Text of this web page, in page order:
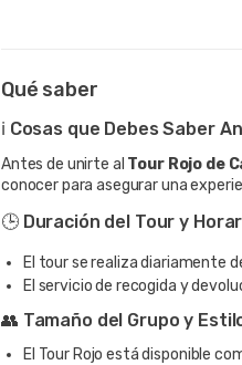
Qué saber
ℹ️ Cosas que Debes Saber
Antes de unirte al Tour Rojo de
conocer para asegurar una
🕒 Duración del Tour y
El tour se realiza diariamente
El servicio de recogida y
👥 Tamaño del Grupo y
El Tour Rojo está disponible